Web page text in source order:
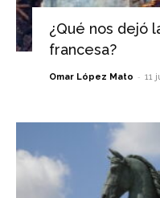
¿Qué nos dejó
francesa?
Omar López Mato - 11